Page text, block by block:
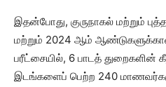
இதன்போது, குருநாகல் மற்றும்
மற்றும் 2024 ஆம்
பரீட்சையில், 6 பாடத் துறைகளின்
இடங்களைப் பெற்ற 240